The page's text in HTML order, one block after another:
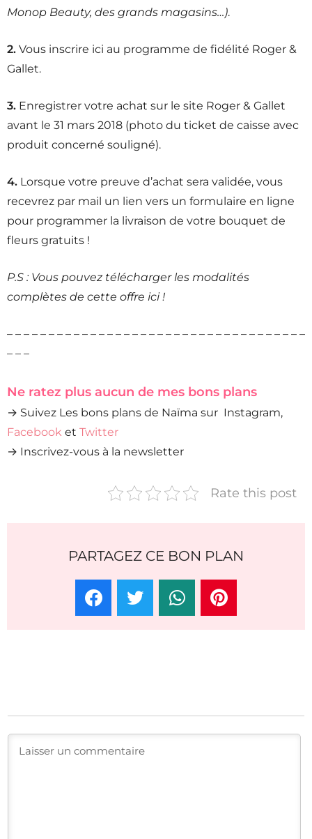
Monop Beauty, des grands magasins…).
2. Vous inscrire ici au programme de fidélité Roger &
Gallet.
3. Enregistrer votre achat sur le site Roger & Gallet
avant le 31 mars 2018 (photo du ticket de caisse avec
produit concerné souligné).
4. Lorsque votre preuve d’achat sera validée, vous
recevrez par mail un lien vers un formulaire en ligne
pour programmer la livraison de votre bouquet de
fleurs gratuits !
P.S : Vous pouvez télécharger les modalités
complètes de cette offre ici !
– – – – – – – – – – – – – – – – – – – – – – – – – – – – – – – – – – – –
– – –
Ne ratez plus aucun de mes bons plans
→ Suivez Les bons plans de Naïma sur Instagram,
Facebook et Twitter
→ Inscrivez-vous à la newsletter
Rate this post
PARTAGEZ CE BON PLAN